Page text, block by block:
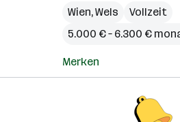
Wien,Wels
Vollzeit
5.000 € – 6.300 €
Merken